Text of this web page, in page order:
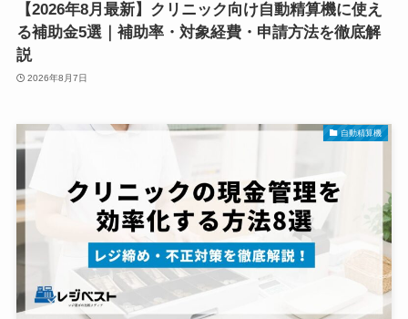
【2026年8月最新】クリニック向け自動精算機に使え
る補助金5選｜補助率・対象経費・申請方法を徹底解
説
2026年8月7日
自動精算機